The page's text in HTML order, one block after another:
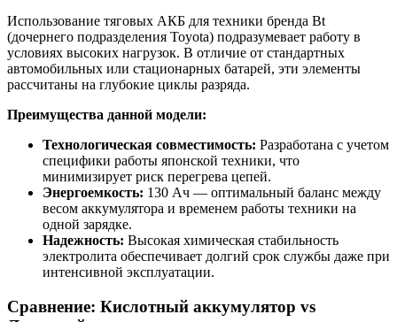
Использование тяговых АКБ для техники бренда Bt
(дочернего подразделения Toyota) подразумевает работу в
условиях высоких нагрузок. В отличие от стандартных
автомобильных или стационарных батарей, эти элементы
рассчитаны на глубокие циклы разряда.
Преимущества данной модели:
Технологическая совместимость: Разработана с учетом
специфики работы японской техники, что
минимизирует риск перегрева цепей.
Энергоемкость: 130 Ач — оптимальный баланс между
весом аккумулятора и временем работы техники на
одной зарядке.
Надежность: Высокая химическая стабильность
электролита обеспечивает долгий срок службы даже при
интенсивной эксплуатации.
Сравнение: Кислотный аккумулятор vs